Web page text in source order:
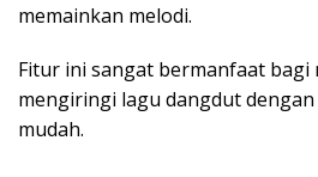
memainkan melodi.
Fitur ini sangat bermanfaat bagi
mengiringi lagu dangdut
mudah.